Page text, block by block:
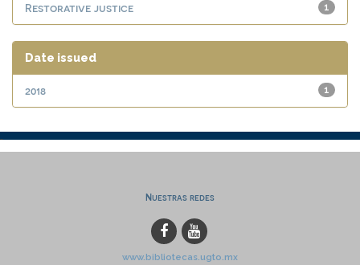
1
Restorative justice
Date issued
1
2018
Nuestras redes
www.bibliotecas.ugto.mx